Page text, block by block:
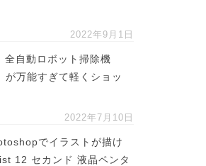
2022年9月1日
全自動ロボット掃除機
が万能すぎて軽くショッ
2022年7月10日
でイラストが描け
12 セカンド 液晶ペンタ